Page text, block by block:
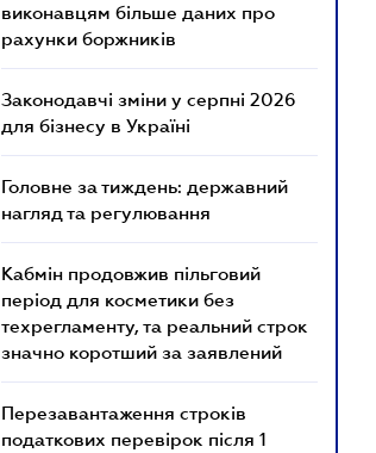
виконавцям більше даних про
рахунки боржників
Законодавчі зміни у серпні 2026
для бізнесу в Україні
Головне за тиждень: державний
нагляд та регулювання
Кабмін продовжив пільговий
період для косметики без
техрегламенту, та реальний строк
значно коротший за заявлений
Перезавантаження строків
податкових перевірок після 1